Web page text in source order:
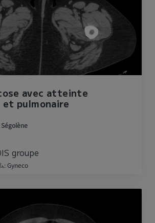
avec atteinte
pulmonaire
Ségolène
groupe
: Gyneco